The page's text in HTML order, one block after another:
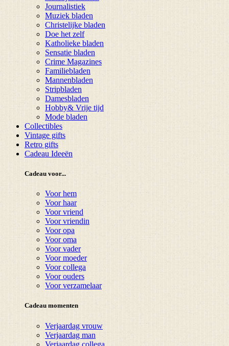
Journalistiek
Muziek bladen
Christelijke bladen
Doe het zelf
Katholieke bladen
Sensatie bladen
Crime Magazines
Familiebladen
Mannenbladen
Stripbladen
Damesbladen
Hobby& Vrije tijd
Mode bladen
Collectibles
Vintage gifts
Retro gifts
Cadeau Ideeën
Cadeau voor...
Voor hem
Voor haar
Voor vriend
Voor vriendin
Voor opa
Voor oma
Voor vader
Voor moeder
Voor collega
Voor ouders
Voor verzamelaar
Cadeau momenten
Verjaardag vrouw
Verjaardag man
Verjaardag collega